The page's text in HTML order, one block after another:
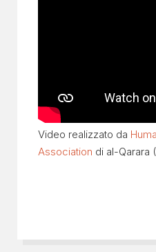
Video realizzato da
Association di al-Qarara